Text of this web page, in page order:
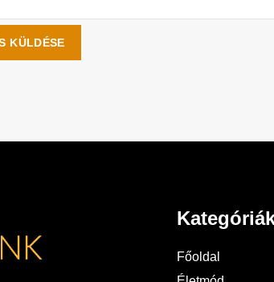
Főoldal